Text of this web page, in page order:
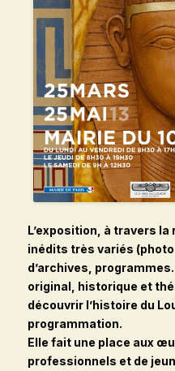
L’exposition, à travers
inédits très variés
d’archives,
original, historique et
découvrir l’histoire du
programmation.
Elle fait une place aux
professionnels et de